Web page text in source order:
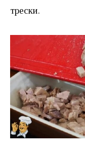
трески.